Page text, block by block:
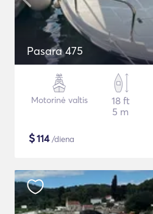
Pasara 475
Motorinė valtis
18 ft
5 m
$114/diena